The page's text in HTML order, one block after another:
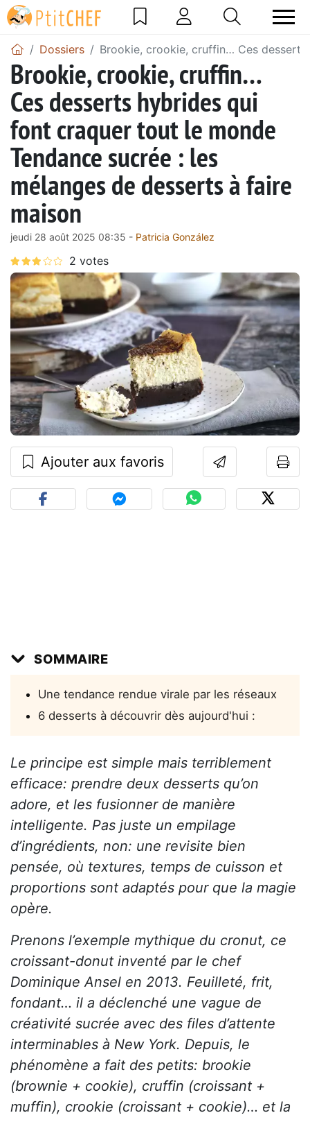
Dossiers Brookie, crookie, cruffin… Ces
Brookie, crookie, cruffin…
Ces desserts hybrides qui
font craquer tout le monde
Tendance sucrée : les
mélanges de desserts à faire
maison
jeudi 28 août 2025 08:35 - Patricia González
Ajouter aux favoris
SOMMAIRE
Une tendance rendue virale par les réseaux
6 desserts à découvrir dès aujourd'hui :
Le principe est simple mais terriblement
efficace: prendre deux desserts qu’on
adore, et les fusionner de manière
intelligente. Pas juste un empilage
d’ingrédients, non: une revisite bien
pensée, où textures, temps de cuisson et
proportions sont adaptés pour que la magie
opère.
Prenons l’exemple mythique du cronut, ce
croissant-donut inventé par le chef
Dominique Ansel en 2013. Feuilleté, frit,
fondant… il a déclenché une vague de
créativité sucrée avec des files d’attente
interminables à New York. Depuis, le
phénomène a fait des petits: brookie
(brownie + cookie), cruffin (croissant +
muffin), crookie (croissant + cookie)… et la